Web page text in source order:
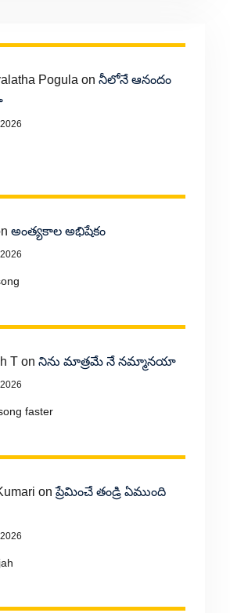
Pogula on నీలోనే ఆనందం
అంత్యకాల అభిషేకం
Ton నిను మాత్రమే నే నమ్మానయా
faster
onప్రేమించే తండ్రి ఏముంది